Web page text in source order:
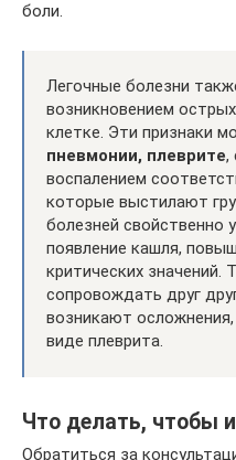
боли.
Легочные болезни
возникновением
клетке. Эти признаки
пневмонии, плеврите,
воспалением
которые выстилают
болезней свойственно
появление кашля,
критических значений.
сопровождать друг
возникают
виде плеврита.
Что делать, чтобы
Обратиться за